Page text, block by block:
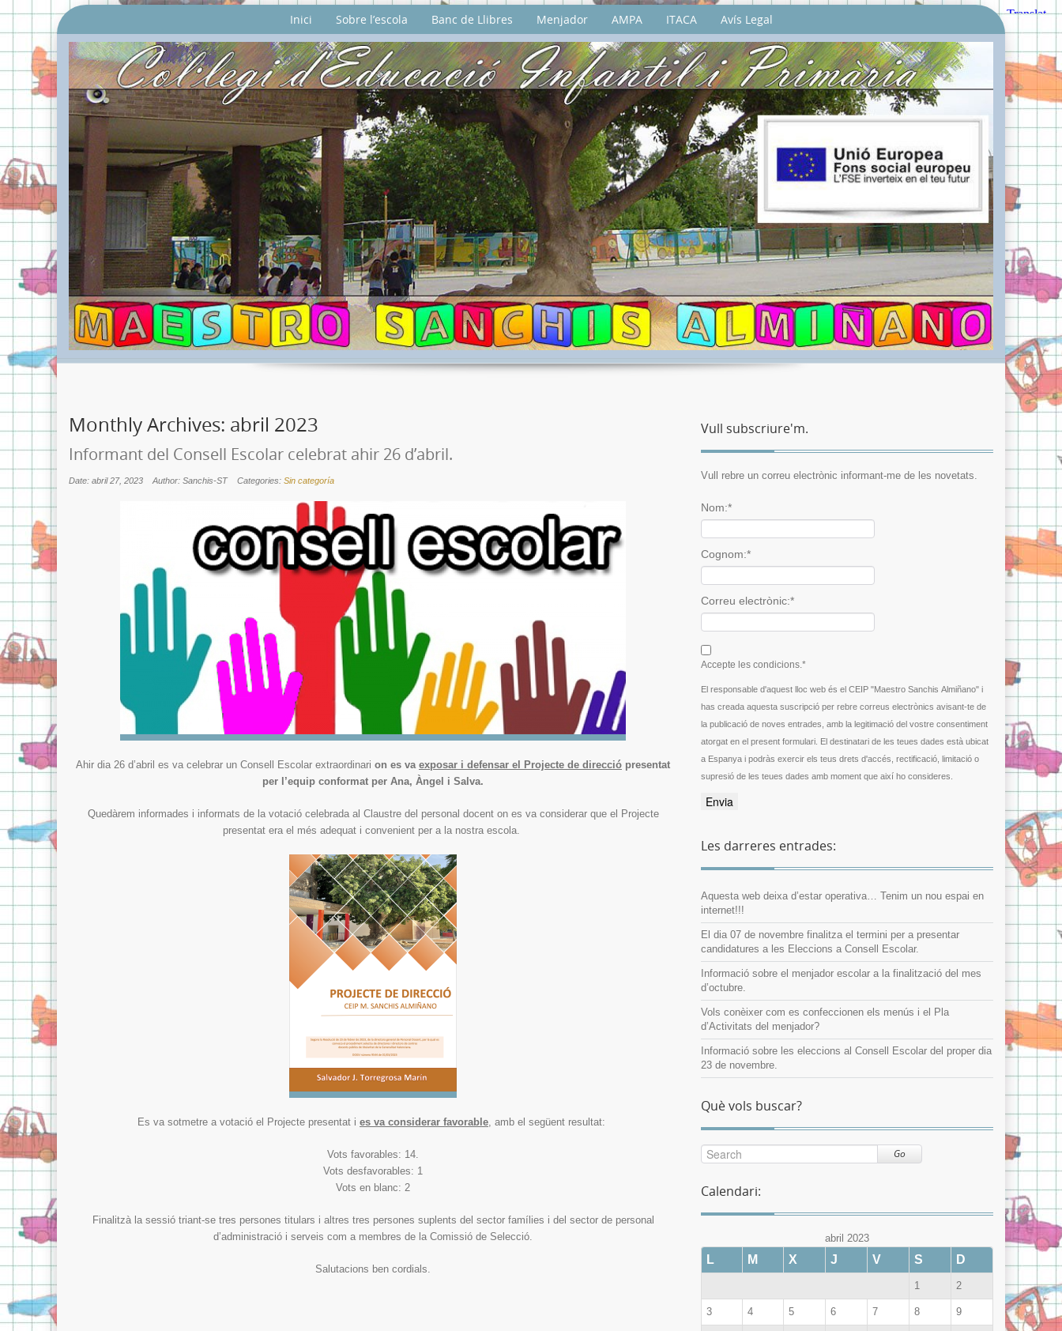
Inici Sobre l’escola Banc de Llibres Menjador AMPA ITACA Avís Legal
Monthly Archives: abril 2023
Informant del Consell Escolar celebrat ahir 26 d’abril.
Date: abril 27, 2023 Author: Sanchis-ST Categories: Sin categoría
Ahir dia 26 d’abril es va celebrar un Consell Escolar extraordinari on es va exposar i defensar el Projecte de direcció presentat
per l’equip conformat per Ana, Àngel i Salva.
Quedàrem informades i informats de la votació celebrada al Claustre del personal docent on es va considerar que el Projecte
presentat era el més adequat i convenient per a la nostra escola.
Es va sotmetre a votació el Projecte presentat i es va considerar favorable, amb el següent resultat:
Vots favorables: 14.
Vots desfavorables: 1
Vots en blanc: 2
Finalitzà la sessió triant-se tres persones titulars i altres tres persones suplents del sector famílies i del sector de personal
d’administració i serveis com a membres de la Comissió de Selecció.
Salutacions ben cordials.
Vull subscriure'm.
Vull rebre un correu electrònic informant-me de les novetats.
Nom:*
Cognom:*
I agree terms and conditions.*
Correu electrònic:*
Accepte les condicions.*
El responsable d'aquest lloc web és el CEIP "Maestro Sanchis Almiñano" i
has creada aquesta suscripció per rebre correus electrònics avisant-te de
la publicació de noves entrades, amb la legitimació del vostre consentiment
atorgat en el present formulari. El destinatari de les teues dades està ubicat
a Espanya i podràs exercir els teus drets d'accés, rectificació, limitació o
supresió de les teues dades amb moment que així ho consideres.
Les darreres entrades:
Aquesta web deixa d’estar operativa… Tenim un nou espai en
internet!!!
El dia 07 de novembre finalitza el termini per a presentar
candidatures a les Eleccions a Consell Escolar.
Informació sobre el menjador escolar a la finalització del mes
d’octubre.
Vols conèixer com es confeccionen els menús i el Pla
d’Activitats del menjador?
Informació sobre les eleccions al Consell Escolar del proper dia
23 de novembre.
Què vols buscar?
Go
Calendari:
abril 2023
L M X J V S D
1 2
3 4 5 6 7 8 9